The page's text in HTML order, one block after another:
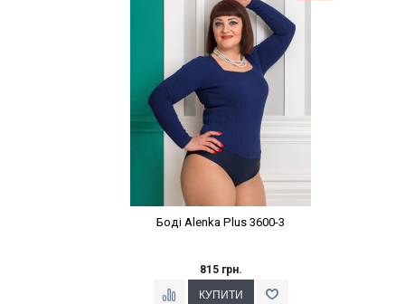
Боді Alenka Plus 3600-3
815 грн.